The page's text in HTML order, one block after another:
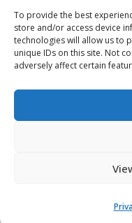
To provide the best
store and/or access device
technologies will allow us to
unique IDs on this site. Not
adversely affect certain
Ruokailu
Nähtävyydet
Visit Tallinn
Harju-, Rapla- &